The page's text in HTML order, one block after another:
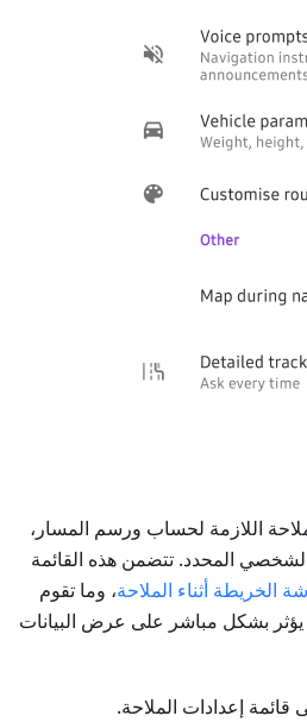
اللازمة لحساب ورسم المسار،
الشخصي المحدد. تتضمن هذه القائمة
الخريطة أثناء الملاحة، وما تقوم
يؤثر بشكل مباشر على عرض البيانات
إعدادات الملاحة.